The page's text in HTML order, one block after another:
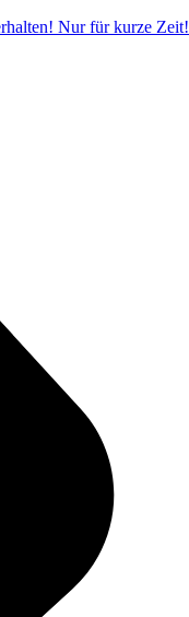
Nur für kurze Zeit!